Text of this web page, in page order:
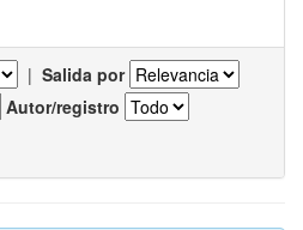
| Salida por
Autor/registro